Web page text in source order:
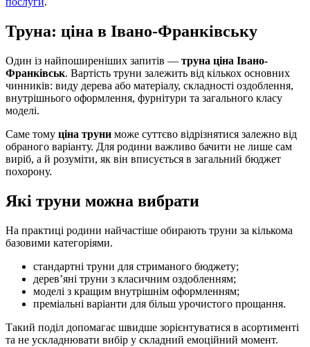
Труна: ціна в Івано-Франківську
Один із найпоширеніших запитів — труна ціна Івано-
Франківськ. Вартість труни залежить від кількох основних
чинників: виду дерева або матеріалу, складності оздоблення,
внутрішнього оформлення, фурнітури та загального класу
моделі.
Саме тому ціна труни може суттєво відрізнятися залежно від
обраного варіанту. Для родини важливо бачити не лише сам
виріб, а й розуміти, як він вписується в загальний бюджет
похорону.
Які труни можна вибрати
На практиці родини найчастіше обирають труни за кількома
базовими категоріями.
стандартні труни для стриманого бюджету;
дерев’яні труни з класичним оздобленням;
моделі з кращим внутрішнім оформленням;
преміальні варіанти для більш урочистого прощання.
Такий поділ допомагає швидше зорієнтуватися в асортименті
та не ускладнювати вибір у складний емоційний момент.